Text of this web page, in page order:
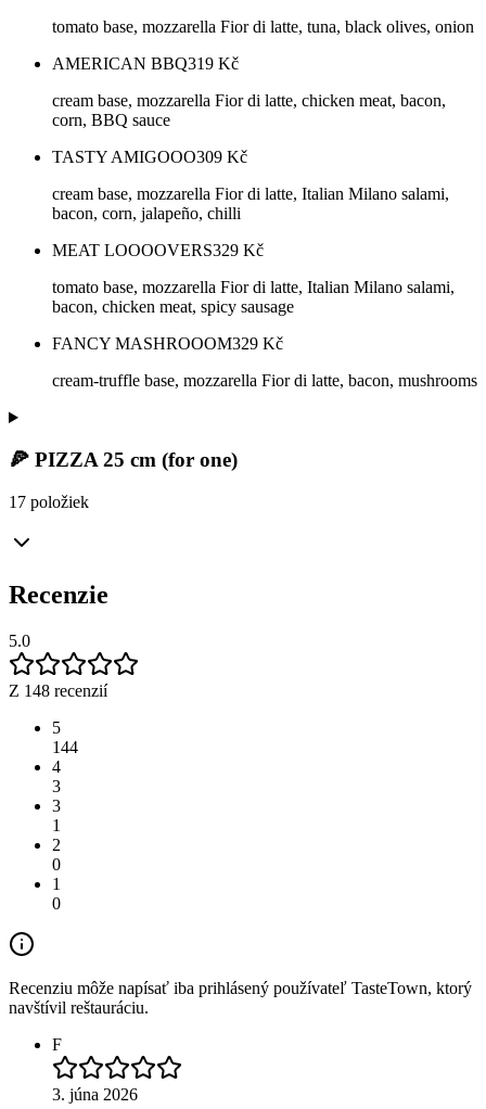
tomato base, mozzarella Fior di latte, tuna, black olives, onion
AMERICAN BBQ319 Kč
cream base, mozzarella Fior di latte, chicken meat, bacon,
corn, BBQ sauce
TASTY AMIGOOO309 Kč
cream base, mozzarella Fior di latte, Italian Milano salami,
bacon, corn, jalapeño, chilli
MEAT LOOOOVERS329 Kč
tomato base, mozzarella Fior di latte, Italian Milano salami,
bacon, chicken meat, spicy sausage
FANCY MASHROOOM329 Kč
cream-truffle base, mozzarella Fior di latte, bacon, mushrooms
🍕 PIZZA 25 cm (for one)
17 položiek
Recenzie
5.0
Z 148 recenzií
5
144
4
3
3
1
2
0
1
0
Recenziu môže napísať iba prihlásený používateľ TasteTown, ktorý
navštívil reštauráciu.
F
3. júna 2026